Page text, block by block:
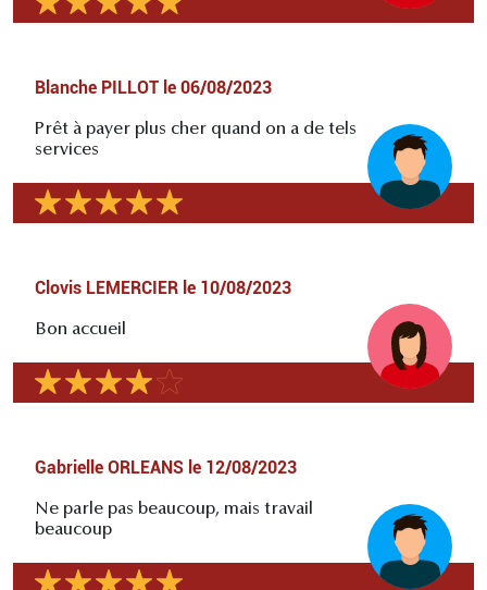
Blanche PILLOT le 06/08/2023
Prêt à payer plus cher quand on a de tels
services
Clovis LEMERCIER le 10/08/2023
Bon accueil
Gabrielle ORLEANS le 12/08/2023
Ne parle pas beaucoup, mais travail
beaucoup